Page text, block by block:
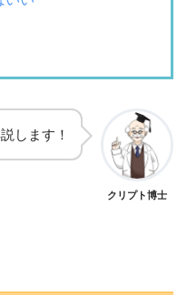
します！
クリプト博士